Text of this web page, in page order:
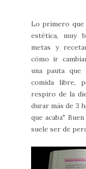
Lo primero que
estética, muy
metas y
cómo ir
una pauta
comida libre,
respiro de la
durar más de 3
que acaba"
suele ser de